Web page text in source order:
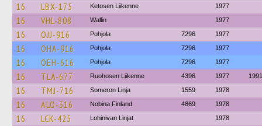
16 LBX-175 Ketosen Liikenne 1977
16 VHL-808 Wallin 1977
16 OJJ-916 Pohjola 7296 1977
16 OHA-916 Pohjola 7296 1977
16 OEH-616 Pohjola 7296 1977
16 TLA-677 Ruohosen Liikenne 4396 1977 1991
16 TMJ-716 Someron Linja 1559 1978
16 ALO-316 Nobina Finland 4869 1978
16 LCK-425 Lohinivan Linjat 1978